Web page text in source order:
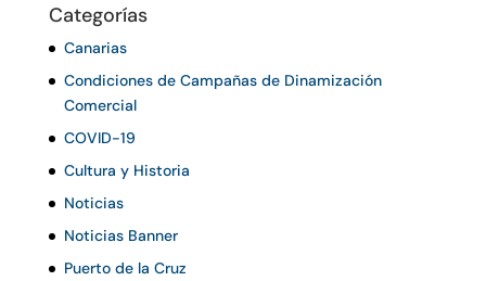
Categorías
Canarias
Condiciones de Campañas de Dinamización
Comercial
COVID-19
Cultura y Historia
Noticias
Noticias Banner
Puerto de la Cruz